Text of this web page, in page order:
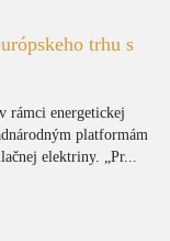
trhu s
rámci energetickej
platformám
elektriny. „Pr...